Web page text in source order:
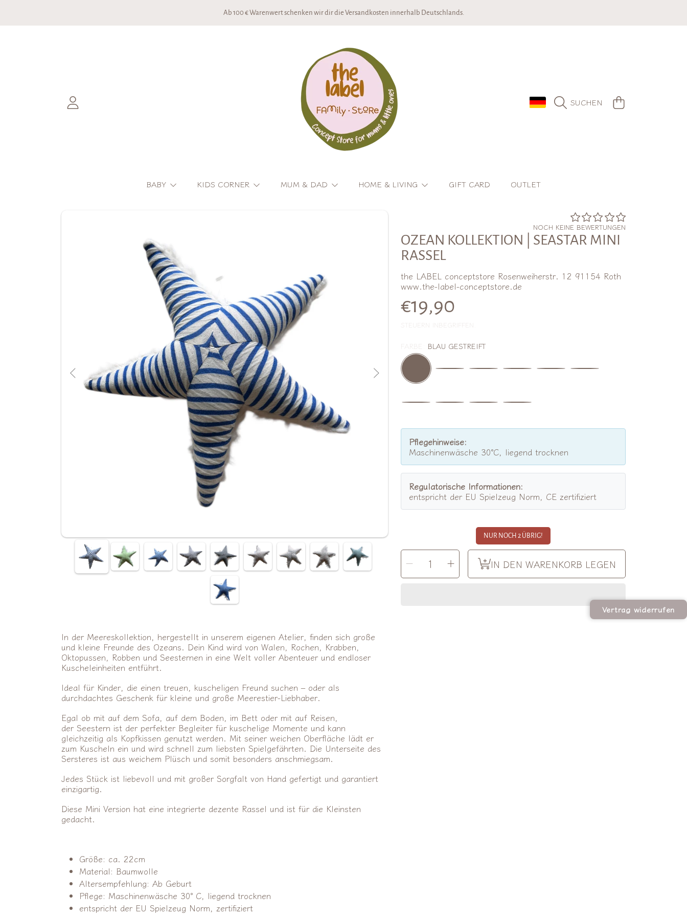
Ab 100 € Warenwert schenken wir dir die Versandkosten innerhalb Deutschlands.
EINLOGGEN LAND/REGION
SUCHENWARENKORB
BABY KIDS CORNER MUM & DAD HOME & LIVING GIFT CARD OUTLET
NOCH KEINE BEWERTUNGEN
OZEAN KOLLEKTION | SEASTAR MINI
RASSEL
the LABEL conceptstore Rosenweiherstr. 12 91154 Roth
www.the-label-conceptstore.de
Normalpreis
€19,90
BLAU GESTREIFT
Pflegehinweise:
Maschinenwäsche 30°C, liegend trocknen
Regulatorische Informationen:
entspricht der EU Spielzeug Norm, CE zertifiziert
NUR NOCH 2 ÜBRIG!
MENGE
AUSWÄHLEN
Menge
Ozean
Kollektion
Menge
für
Ozean
Kollektion
IN DEN WARENKORB LEGEN
In der Meereskollektion, hergestellt in unserem eigenen Atelier, finden sich große
und kleine Freunde des Ozeans. Dein Kind wird von Walen, Rochen, Krabben,
Oktopussen, Robben und Seesternen in eine Welt voller Abenteuer und endloser
Kuscheleinheiten entführt.
Ideal für Kinder, die einen treuen, kuscheligen Freund suchen – oder als
durchdachtes Geschenk für kleine und große Meerestier-Liebhaber.
Egal ob mit auf dem Sofa, auf dem Boden, im Bett oder mit auf Reisen,
der Seestern ist der perfekter Begleiter für kuschelige Momente und kann
gleichzeitig als Kopfkissen genutzt werden. Mit seiner weichen Oberfläche lädt er
zum Kuscheln ein und wird schnell zum liebsten Spielgefährten. Die Unterseite des
Sersteres ist aus weichem Plüsch und somit besonders anschmiegsam.
Jedes Stück ist liebevoll und mit großer Sorgfalt von Hand gefertigt und garantiert
einzigartig.
Diese Mini Version hat eine integrierte dezente Rassel und ist für die Kleinsten
gedacht.
Größe: ca. 22cm
Material: Baumwolle
Altersempfehlung: Ab Geburt
Pflege: Maschinenwäsche 30° C, liegend trocknen
entspricht der EU Spielzeug Norm, zertifiziert
Vertrag widerrufen